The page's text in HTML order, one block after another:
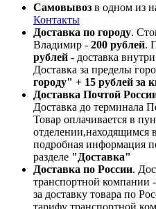
Самовывоз в одном из
Контакты
Доставка по городу.
Владимир - 200 рублей.
рублей - доставка
Доставка за пределы
городу" + 15 рублей за
Доставка Почтой
Доставка до терминала
Товар оплачивается в
отделении,находящимся
подробная информация
разделе "Доставка"
Доставка по России.
транспортной компании
за доставку товара по
тарифу транспортной